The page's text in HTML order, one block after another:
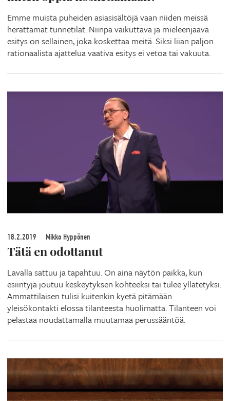
Emme muista puheiden asiasisältöjä vaan niiden meissä
herättämät tunnetilat. Niinpä vaikuttava ja mieleenjäävä
esitys on sellainen, joka koskettaa meitä. Siksi liian paljon
rationaalista ajattelua vaativa esitys ei vetoa tai vakuuta.
18.2.2019 Mikko Hyppönen
Tätä en odottanut
Lavalla sattuu ja tapahtuu. On aina näytön paikka, kun
esiintyjä joutuu keskeytyksen kohteeksi tai tulee yllätetyksi.
Ammattilaisen tulisi kuitenkin kyetä pitämään
yleisökontakti elossa tilanteesta huolimatta. Tilanteen voi
pelastaa noudattamalla muutamaa perussääntöä.